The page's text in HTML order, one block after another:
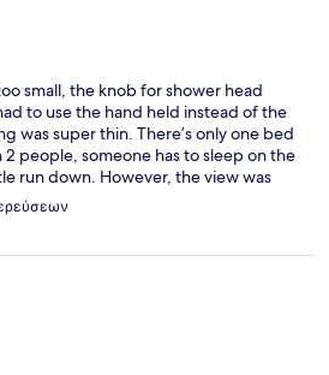
small, the knob for shower head
to use the hand held instead of the
was super thin. There’s only one bed
people, someone has to sleep on the
run down. However, the view was
spacious.